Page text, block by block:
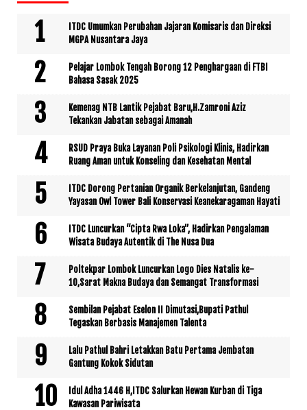
ITDC Umumkan Perubahan Jajaran Komisaris dan Direksi
MGPA Nusantara Jaya
Pelajar Lombok Tengah Borong 12 Penghargaan di FTBI
Bahasa Sasak 2025
Kemenag NTB Lantik Pejabat Baru,H.Zamroni Aziz
Tekankan Jabatan sebagai Amanah
RSUD Praya Buka Layanan Poli Psikologi Klinis, Hadirkan
Ruang Aman untuk Konseling dan Kesehatan Mental
ITDC Dorong Pertanian Organik Berkelanjutan, Gandeng
Yayasan Owl Tower Bali Konservasi Keanekaragaman Hayati
ITDC Luncurkan “Cipta Rwa Loka”, Hadirkan Pengalaman
Wisata Budaya Autentik di The Nusa Dua
Poltekpar Lombok Luncurkan Logo Dies Natalis ke-
10,Sarat Makna Budaya dan Semangat Transformasi
Sembilan Pejabat Eselon II Dimutasi,Bupati Pathul
Tegaskan Berbasis Manajemen Talenta
Lalu Pathul Bahri Letakkan Batu Pertama Jembatan
Gantung Kokok Sidutan
Idul Adha 1446 H,ITDC Salurkan Hewan Kurban di Tiga
Kawasan Pariwisata